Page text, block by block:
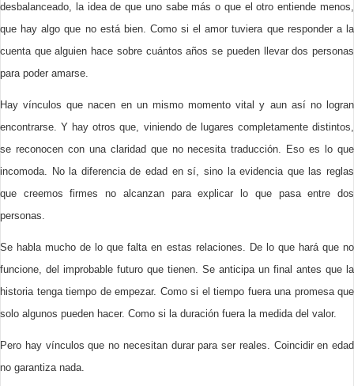
desbalanceado, la idea de que uno sabe más o que el otro entiende menos,
que hay algo que no está bien. Como si el amor tuviera que responder a la
cuenta que alguien hace sobre cuántos años se pueden llevar dos personas
para poder amarse.
Hay vínculos que nacen en un mismo momento vital y aun así no logran
encontrarse. Y hay otros que, viniendo de lugares completamente distintos,
se reconocen con una claridad que no necesita traducción. Eso es lo que
incomoda. No la diferencia de edad en sí, sino la evidencia que las reglas
que creemos firmes no alcanzan para explicar lo que pasa entre dos
personas.
Se habla mucho de lo que falta en estas relaciones. De lo que hará que no
funcione, del improbable futuro que tienen. Se anticipa un final antes que la
historia tenga tiempo de empezar. Como si el tiempo fuera una promesa que
solo algunos pueden hacer. Como si la duración fuera la medida del valor.
Pero hay vínculos que no necesitan durar para ser reales. Coincidir en edad
no garantiza nada.